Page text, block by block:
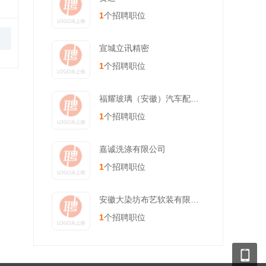
1个招聘职位
宣城立讯精密
1个招聘职位
1个招聘职位
嘉诚洗涤有限公司
1个招聘职位
1个招聘职位